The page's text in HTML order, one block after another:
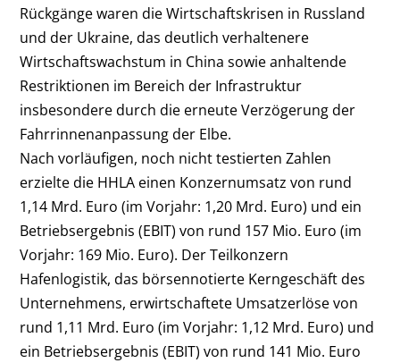
Rückgänge waren die Wirtschaftskrisen in Russland
und der Ukraine, das deutlich verhaltenere
Wirtschaftswachstum in China sowie anhaltende
Restriktionen im Bereich der Infrastruktur
insbesondere durch die erneute Verzögerung der
Fahrrinnenanpassung der Elbe.
Nach vorläufigen, noch nicht testierten Zahlen
erzielte die HHLA einen Konzernumsatz von rund
1,14 Mrd. Euro (im Vorjahr: 1,20 Mrd. Euro) und ein
Betriebsergebnis (EBIT) von rund 157 Mio. Euro (im
Vorjahr: 169 Mio. Euro). Der Teilkonzern
Hafenlogistik, das börsennotierte Kerngeschäft des
Unternehmens, erwirtschaftete Umsatzerlöse von
rund 1,11 Mrd. Euro (im Vorjahr: 1,12 Mrd. Euro) und
ein Betriebsergebnis (EBIT) von rund 141 Mio. Euro